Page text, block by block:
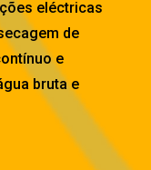
eléctricas
de
e
bruta e